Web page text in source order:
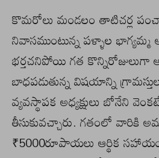
కొమరోలు మండలం తాటిచర్ల
నివాసముంటున్న పళ్ళాల
భర్తచనిపోయి గత
బాధపడుతున్న విషయాన్ని
వ్యవస్థాపక అధ్యక్షులు బోనేని
తీసుకువచ్చారు. గతంలో వారికి
₹5000రూపాయలు ఆర్థిక